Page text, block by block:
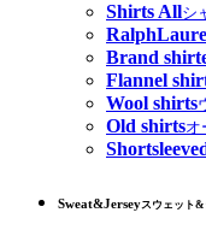
Shirts Allシ
Brand
Flannel
Wool shirts
Old shirtsオ
Sweat&Jerseyスウェット